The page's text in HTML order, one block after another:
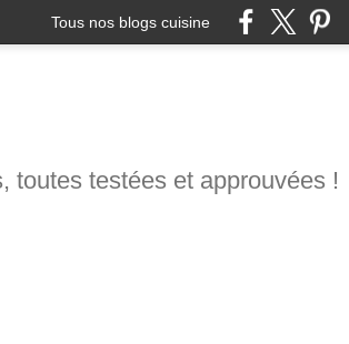
Tous nos blogs cuisine
toutes testées et approuvées !